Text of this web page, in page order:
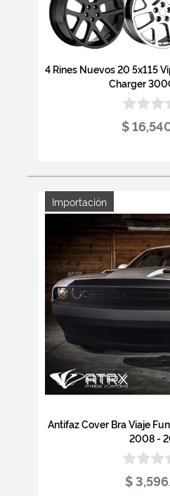
4 Rines Nuevos 20 5x115
Charger
$
Importación
Antifaz Cover Bra Viaje
2008 -
$